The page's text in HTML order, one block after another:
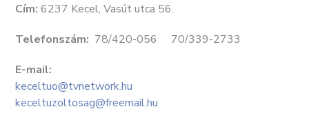
Cím: 6237 Kecel, Vasút utca 56.
Telefonszám: 78/420-056 70/339-2733
E-mail:
keceltuo@tvnetwork.hu
keceltuzoltosag@freemail.hu